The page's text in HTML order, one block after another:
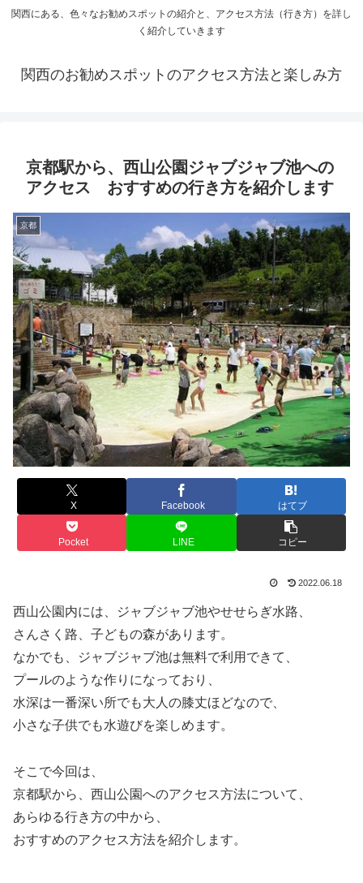
関西にある、色々なお勧めスポットの紹介と、アクセス方法（行き方）を詳し
く紹介していきます
関西のお勧めスポットのアクセス方法と楽しみ方
京都駅から、西山公園ジャブジャブ池への
アクセス おすすめの行き方を紹介します
京都
X Facebook はてブ
Pocket LINE コピー
2022.06.18
西山公園内には、ジャブジャブ池やせせらぎ水路、
さんさく路、子どもの森があります。
なかでも、ジャブジャブ池は無料で利用できて、
プールのような作りになっており、
水深は一番深い所でも大人の膝丈ほどなので、
小さな子供でも水遊びを楽しめます。
そこで今回は、
京都駅から、西山公園へのアクセス方法について、
あらゆる行き方の中から、
おすすめのアクセス方法を紹介します。